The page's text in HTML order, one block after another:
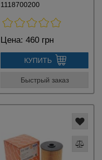
1118700200
Цена: 460 грн
КУПИТЬ
Быстрый заказ